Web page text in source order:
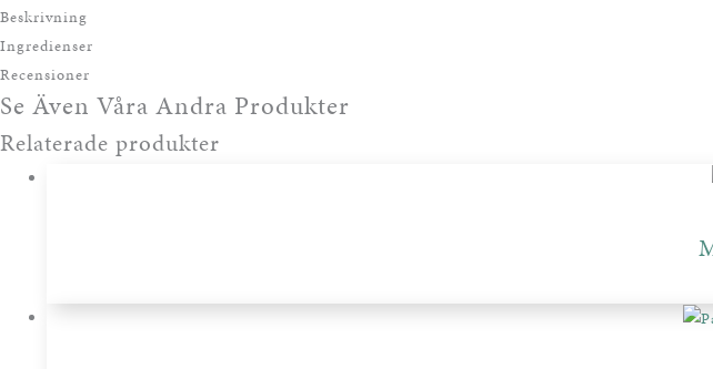
Beskrivning
Ingredienser
Recensioner
Se Även Våra Andra Produkter
Relaterade produkter